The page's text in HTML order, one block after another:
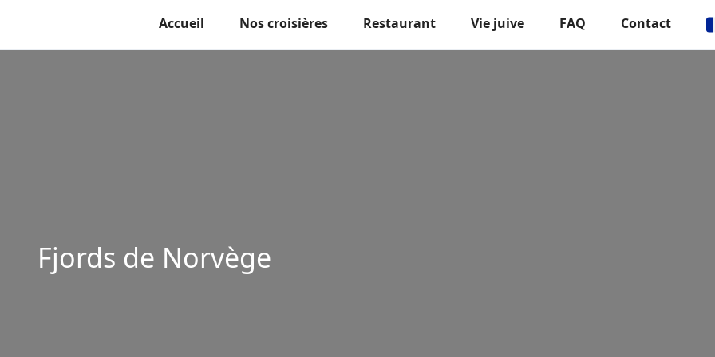
Accueil Nos croisières Restaurant Vie juive FAQ Contact
Fjords de Norvège